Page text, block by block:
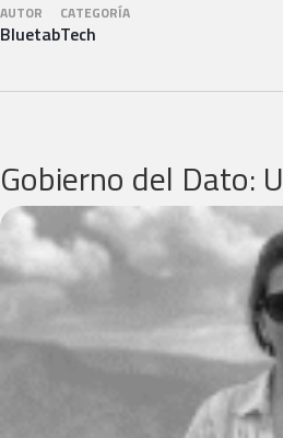
AUTOR
Bluetab
CATEGORÍA
Tech
Gobierno del Dato: